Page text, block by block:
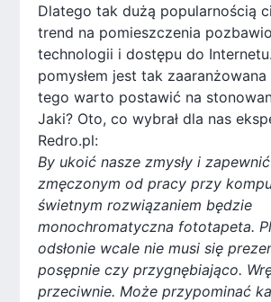
Dlatego tak dużą popularnością
trend na pomieszczenia
technologii i dostępu do
pomysłem jest tak
tego warto postawić na
Jaki? Oto, co wybrał dla nas
Redro.pl:
By ukoić nasze zmysły i
zmęczonym od pracy przy
świetnym rozwiązaniem będzie
monochromatyczna fototapeta.
odsłonie wcale nie musi się
posępnie czy przygnębiająco.
przeciwnie. Może przypominać